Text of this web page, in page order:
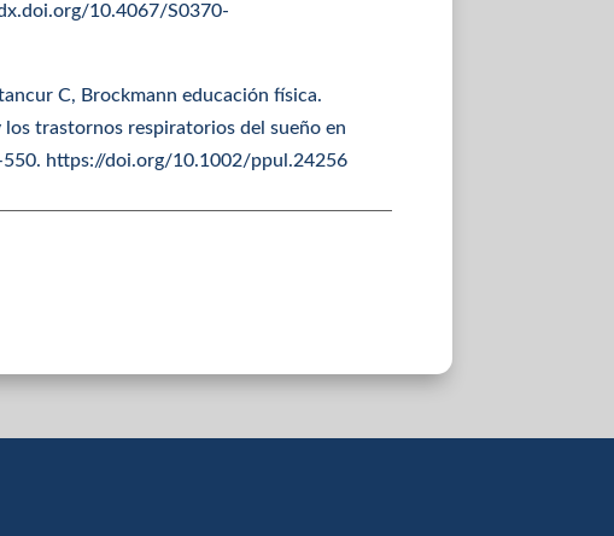
10.4067/S0370-
C, Brockmann educación física.
trastornos respiratorios del sueño en
https://doi.org/10.1002/ppul.24256